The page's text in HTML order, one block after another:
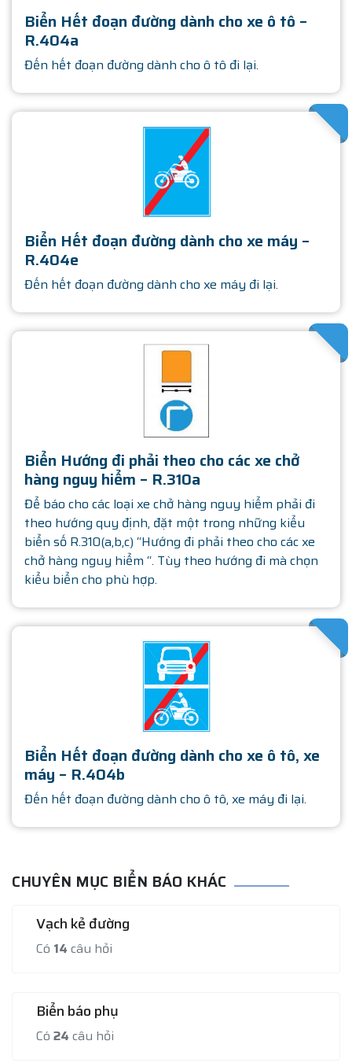
Biển Hết đoạn đường dành cho xe ô tô –
R.404a
Đến hết đoạn đường dành cho ô tô đi lại.
Biển Hết đoạn đường dành cho xe máy –
R.404e
Đến hết đoạn đường dành cho xe máy đi lại.
Biển Hướng đi phải theo cho các xe chở
hàng nguy hiểm – R.310a
Để báo cho các loại xe chở hàng nguy hiểm phải đi
theo hướng quy định, đặt một trong những kiểu
biển số R.310(a,b,c) “Hướng đi phải theo cho các xe
chở hàng nguy hiểm “. Tùy theo hướng đi mà chọn
kiểu biển cho phù hợp.
Biển Hết đoạn đường dành cho xe ô tô, xe
máy – R.404b
Đến hết đoạn đường dành cho ô tô, xe máy đi lại.
CHUYÊN MỤC BIỂN BÁO KHÁC
Vạch kẻ đường
Có 14 câu hỏi
Biển báo phụ
Có 24 câu hỏi